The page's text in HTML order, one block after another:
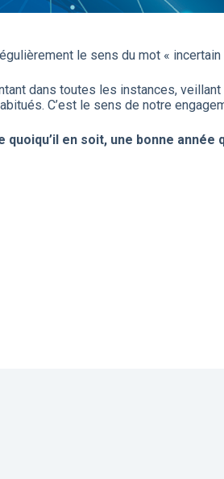
le sens du mot « incertain
dans toutes les instances, veillant
C’est le sens de notre
en soit, une bonne année